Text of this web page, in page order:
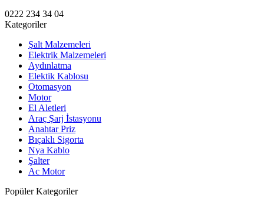
0222 234 34 04
Kategoriler
Şalt Malzemeleri
Elektrik Malzemeleri
Aydınlatma
Elektik Kablosu
Otomasyon
Motor
El Aletleri
Araç Şarj İstasyonu
Anahtar Priz
Bıçaklı Sigorta
Nya Kablo
Şalter
Ac Motor
Popüler Kategoriler